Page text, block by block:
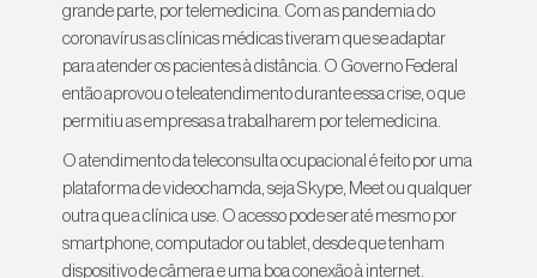
grande parte, por telemedicina. Com as pandemia do
coronavírus as clínicas médicas tiveram que se adaptar
para atender os pacientes à distância. O Governo Federal
então aprovou o teleatendimento durante essa crise, o que
permitiu as empresas a trabalharem por telemedicina.
O atendimento da teleconsulta ocupacional é feito por uma
plataforma de videochamda, seja Skype, Meet ou qualquer
outra que a clínica use. O acesso pode ser até mesmo por
smartphone, computador ou tablet, desde que tenham
dispositivo de câmera e uma boa conexão à internet.